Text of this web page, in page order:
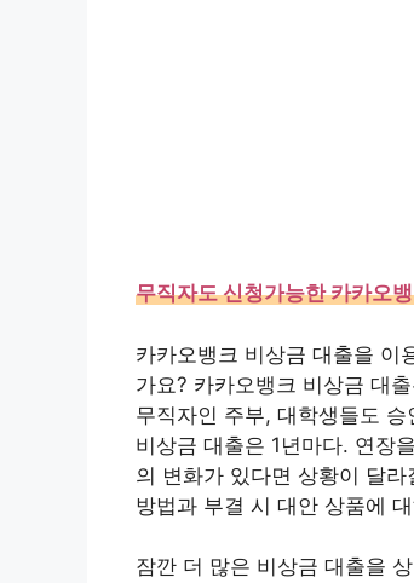
무직자도 신청가능한 카카오
카카오뱅크 비상금 대출을 이
가요? 카카오뱅크 비상금 대
무직자인 주부, 대학생들도
비상금 대출은 1년마다. 연장
의 변화가 있다면 상황이 달
방법과 부결 시 대안 상품에
잠깐 더 많은 비상금 대출을